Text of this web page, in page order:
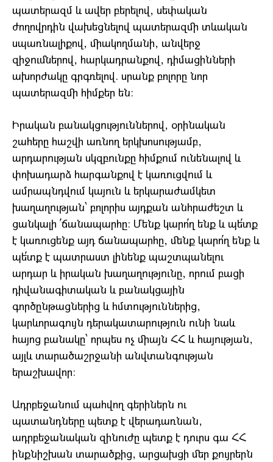
պատերազմ և ավեր բերելով, սեփական
ժողովրդին վախեցնելով պատերազմի տևական
սպառնալիքով, միակողմանի, անվերջ
զիջումներով, հարկադրանքով, դիմացինների
ախորժակը գրգռելով. սրանք բոլորը նոր
պատերազմի հիմքեր են։
Իրական բանակցություններով, օրինական
շահերը հաշվի առնող երկխոսությամբ,
արդարության սկզբունքը հիմքում ունենալով և
փոխադարձ հարգանքով է կառուցվում և
ամրապնդվում կայուն և երկարաժամկետ
խաղաղության՝ բոլորիս այդքան անհրաժեշտ և
ցանկալի ՛ճանապարհը։ Մենք կարո՛ղ ենք և պե՛տք
է կառուցենք այդ ճանապարհը, մենք կարո՛ղ ենք և
պե՛տք է պատրաստ լինենք պաշտպանելու
արդար և իրական խաղաղությունը, որում բացի
դիվանագիտական և բանակցային
գործընթացներից և հմտություններից,
կարևորագույն դերակատարություն ունի նաև
հայոց բանակը՝ որպես ոչ միայն ՀՀ և հայության,
այլև տարածաշրջանի անվտանգության
երաշխավոր։
Ադրբեջանում պահվող գերիներն ու
պատանդները պետք է վերադառնան,
ադրբեջանական զինուժը պետք է դուրս գա ՀՀ
ինքնիշխան տարածքից, արցախցի մեր քույրերն